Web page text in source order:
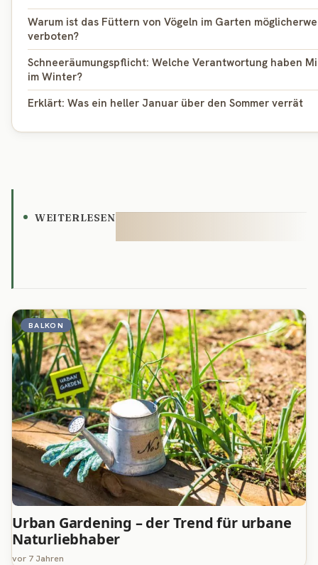
Warum ist das Füttern von Vögeln im Garten
verboten?
Schneeräumungspflicht: Welche Verantwortung haben
im Winter?
Erklärt: Was ein heller Januar über den Sommer verrät
WEITERLESEN
BALKON
Urban Gardening – der Trend für urbane
Naturliebhaber
vor 7 Jahren